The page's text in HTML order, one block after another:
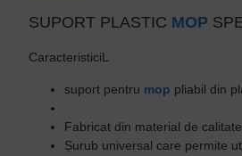
SUPORT PLASTIC MOP
CaracteristiciL
suport pentru mop pliabil din
Fabricat din material de
Șurub universal care permite